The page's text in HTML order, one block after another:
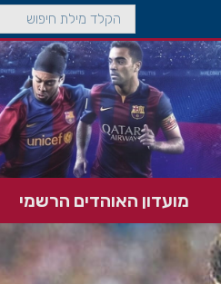
מועדון האוהדים הרשמי